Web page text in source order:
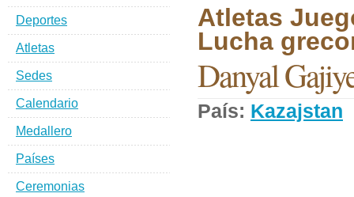
Atletas
Lucha
Danyal
País: Kazajstan
Deportes
Atletas
Sedes
Calendario
Medallero
Países
Ceremonias